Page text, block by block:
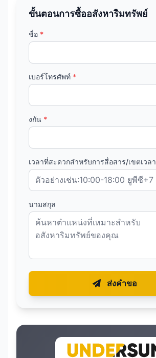
ขั้นตอนการซื้ออสังหาริมทรัพย์
ชื่อ *
เบอร์โทรศัพท์ *
งกัน *
เวลาที่สะดวกสำหรับการสื่อสาร/เขตเวลา
นามสกุล
ส่งคำขอ